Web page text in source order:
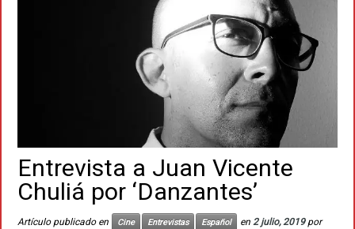
Entrevista a Juan Vicente
Chuliá por ‘Danzantes’
Artículo publicado en Cine Entrevistas Español en 2 julio, 2019 por